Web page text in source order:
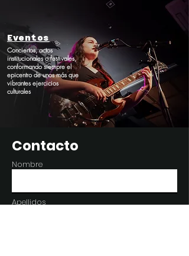
Eventos
Conciertos, actos
institucionales o festivales,
conformando siempre el
epicentro de unos más que
vibrantes ejercicios
culturales
Contacto
Nombre
Apellidos